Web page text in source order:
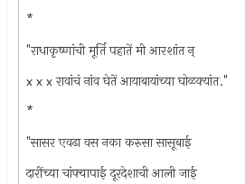
*
"राधाकृष्णांची मूर्ति पहातें मी आरशांत न्‌
x x x रावांचं नांव घेतें आयाबायांच्या घोळक्‍यांत."
*
"सासर एवढा वस नका करुसा सासूबाई
दारींच्या चांफ्यापाई दूरदेशाची आली जाई